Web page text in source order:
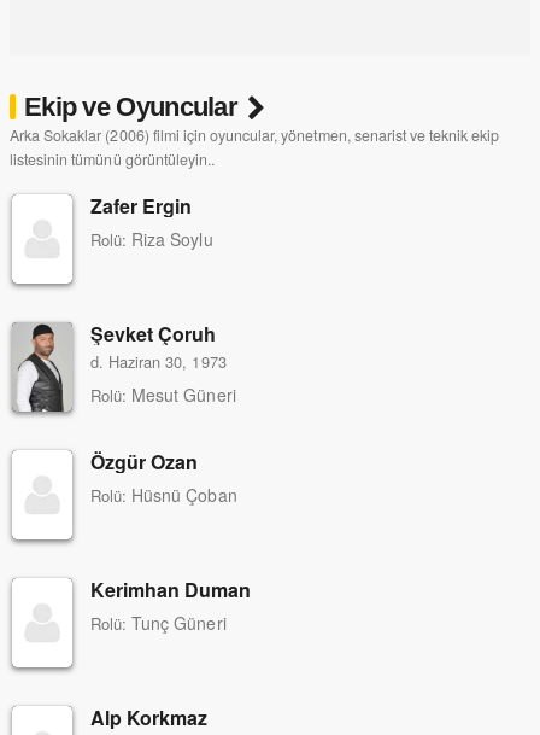
Ekip ve Oyuncular
Arka Sokaklar (2006) filmi için oyuncular, yönetmen, senarist ve teknik ekip
listesinin tümünü görüntüleyin..
Zafer Ergin
Rolü: Riza Soylu
Şevket Çoruh
d. Haziran 30, 1973
Rolü: Mesut Güneri
Özgür Ozan
Rolü: Hüsnü Çoban
Kerimhan Duman
Rolü: Tunç Güneri
Alp Korkmaz